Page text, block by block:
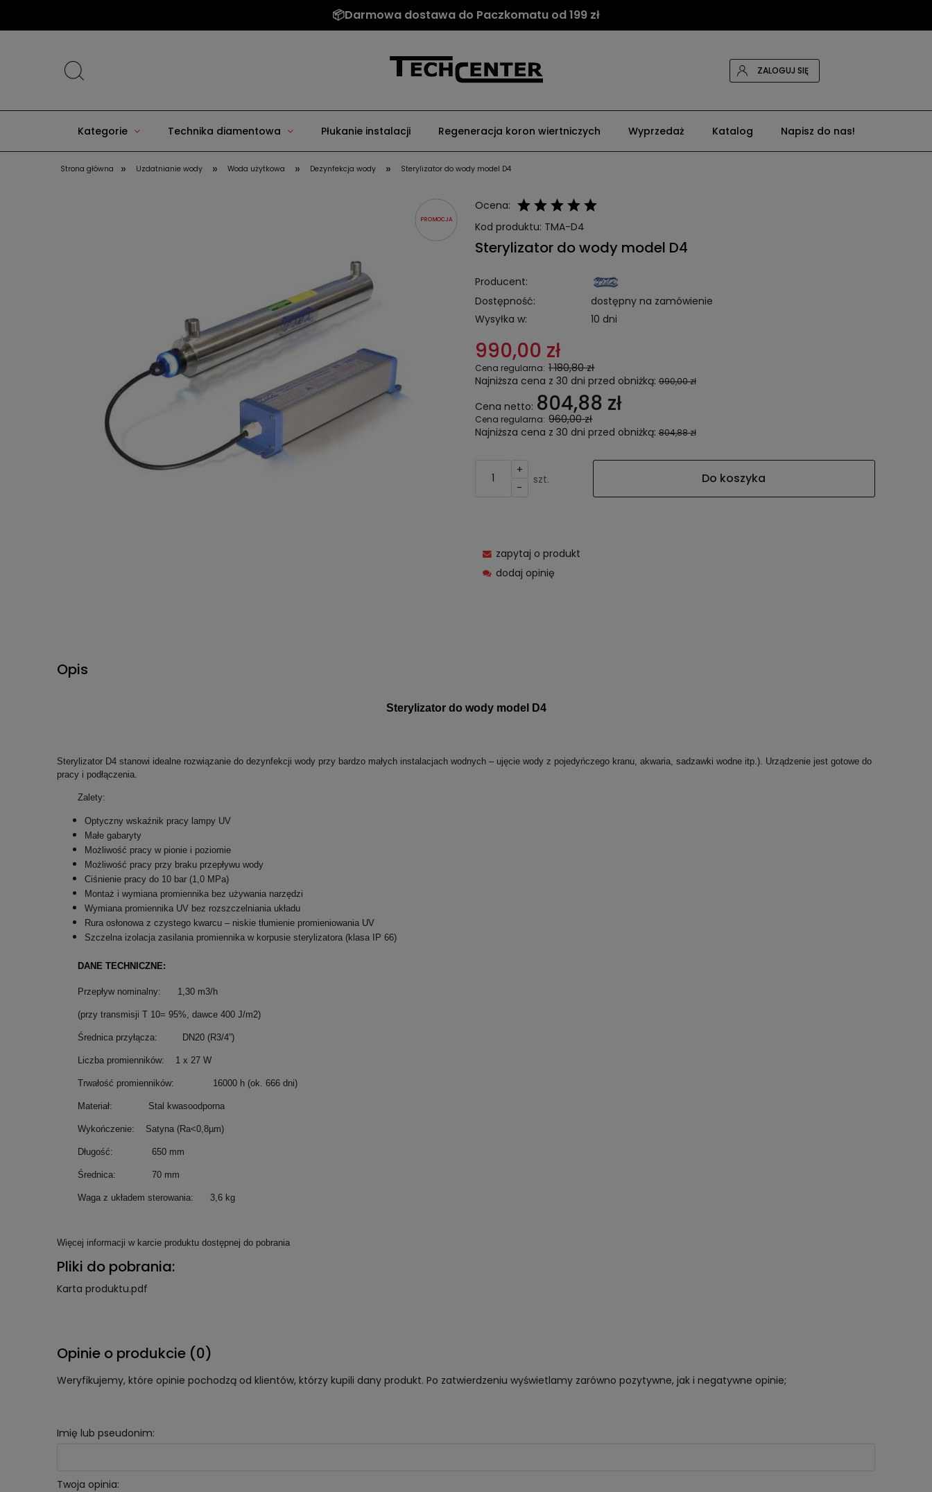
📦Darmowa dostawa do Paczkomatu od 199 zł
ZALOGUJ SIĘ
Kategorie Technika diamentowa Płukanie instalacji Regeneracja koron wiertniczych Wyprzedaż Katalog Napisz do nas!
Strona główna » Uzdatnianie wody » Woda użytkowa » Dezynfekcja wody » Sterylizator do wody model D4
PROMOCJA
Ocena:
Kod produktu: TMA-D4
Sterylizator do wody model D4
Producent:
Dostępność:
dostępny na zamówienie
Wysyłka w:
10 dni
990,00 zł
Cena regularna: 1 180,80 zł
Najniższa cena z 30 dni przed obniżką:990,00 zł
Cena netto: 804,88 zł
Cena regularna: 960,00 zł
Najniższa cena z 30 dni przed obniżką:804,88 zł
+
-
szt. Do koszyka
zapytaj o produkt
dodaj opinię
Opis
Sterylizator do wody model D4
Sterylizator D4 stanowi idealne rozwiązanie do dezynfekcji wody przy bardzo małych instalacjach wodnych – ujęcie wody z pojedyńczego kranu, akwaria, sadzawki wodne itp.). Urządzenie jest gotowe do
pracy i podłączenia.
Zalety:
Optyczny wskaźnik pracy lampy UV
Małe gabaryty
Możliwość pracy w pionie i poziomie
Możliwość pracy przy braku przepływu wody
Ciśnienie pracy do 10 bar (1,0 MPa)
Montaż i wymiana promiennika bez używania narzędzi
Wymiana promiennika UV bez rozszczelniania układu
Rura osłonowa z czystego kwarcu – niskie tłumienie promieniowania UV
Szczelna izolacja zasilania promiennika w korpusie sterylizatora (klasa IP 66)
DANE TECHNICZNE:
Przepływ nominalny: 1,30 m3/h
(przy transmisji T 10= 95%, dawce 400 J/m2)
Średnica przyłącza: DN20 (R3/4”)
Liczba promienników: 1 x 27 W
Trwałość promienników: 16000 h (ok. 666 dni)
Materiał: Stal kwasoodporna
Wykończenie: Satyna (Ra<0,8µm)
Długość: 650 mm
Średnica: 70 mm
Waga z układem sterowania: 3,6 kg
Więcej informacji w karcie produktu dostępnej do pobrania
Pliki do pobrania:
Karta produktu.pdf
Opinie o produkcie (0)
Weryfikujemy, które opinie pochodzą od klientów, którzy kupili dany produkt. Po zatwierdzeniu wyświetlamy zarówno pozytywne, jak i negatywne opinie;
Imię lub pseudonim:
Twoja opinia: